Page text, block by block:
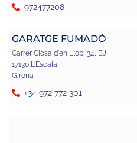
972477208
GARATGE FUMADÓ
Carrer Closa d'en Llop, 34, BJ
17130 L'Escala
Girona
+34 972 772 301